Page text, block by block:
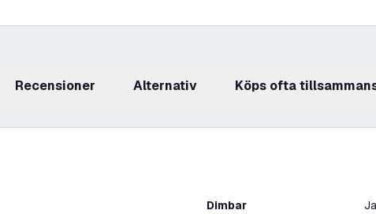
recensioner Alternativ Köps ofta
Dimbar Ja